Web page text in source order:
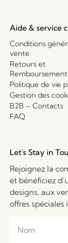
Aide & service
Conditions
vente
Retours et
Politique de vie
Gestion des
B2B – Contacts
FAQ
Let's Stay in
Rejoignez la
et bénéficiez
designs, aux
offres spéciales